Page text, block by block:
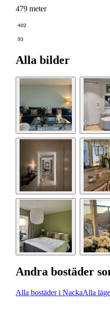
479 meter
402
93
Alla bilder
Andra bostäder
Alla bostäder i NackaAlla